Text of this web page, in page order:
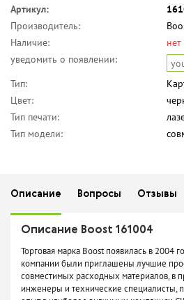
Артикул:
Производитель:
Наличие:
уведомить о появлении:
Тип:
Цвет:
Тип печати:
Тип модели:
Описание Вопросы Отзывы
Описание Boost 161004
Торговая марка Boost появилась в 2004
компании были приглашены лучшие
совместимых расходных материалов, в
инженеры и технические специалисты,